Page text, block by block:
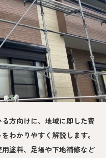
方向けに、地域に即した費
わかりやすく解説します。
塗料、足場や下地補修など